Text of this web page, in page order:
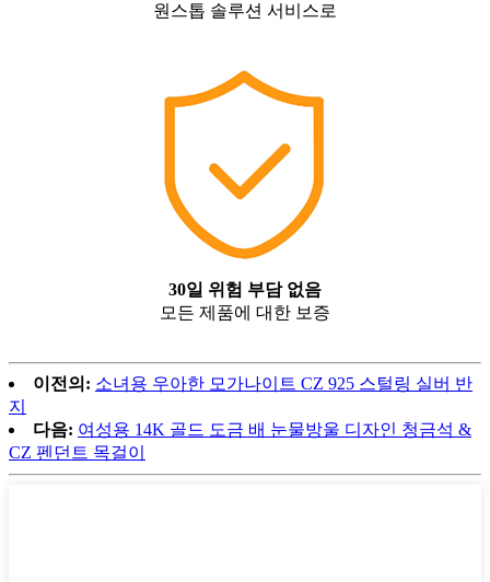
원스톱 솔루션 서비스로
30일 위험 부담 없음
모든 제품에 대한 보증
이전의: 소녀용 우아한 모가나이트 CZ 925 스털링 실버 반
지
다음: 여성용 14K 골드 도금 배 눈물방울 디자인 청금석 &
CZ 펜던트 목걸이